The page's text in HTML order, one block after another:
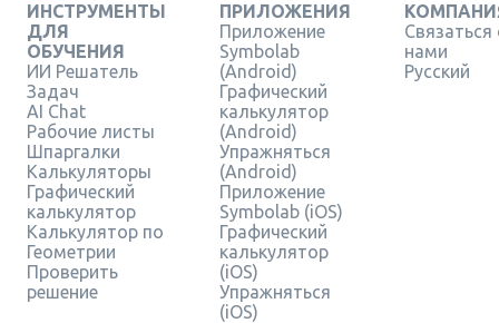
ИНСТРУМЕНТЫ
ДЛЯ
ОБУЧЕНИЯ
ИИ Решатель
Задач
AI Chat
Рабочие листы
Шпаргалки
Калькуляторы
Графический
калькулятор
Калькулятор по
Геометрии
Проверить
решение
ПРИЛОЖЕНИЯ
Приложение
Symbolab
(Android)
Графический
калькулятор
(Android)
Упражняться
(Android)
Приложение
Symbolab (iOS)
Графический
калькулятор
(iOS)
Упражняться
(iOS)
Связаться
нами
Русский